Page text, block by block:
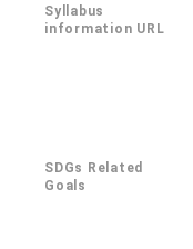
Syllabus
information URL
SDGs Related
Goals